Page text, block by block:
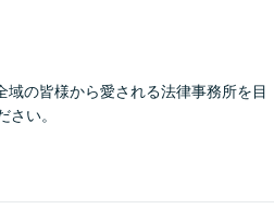
域の皆様から愛される法律事務所を目
い。